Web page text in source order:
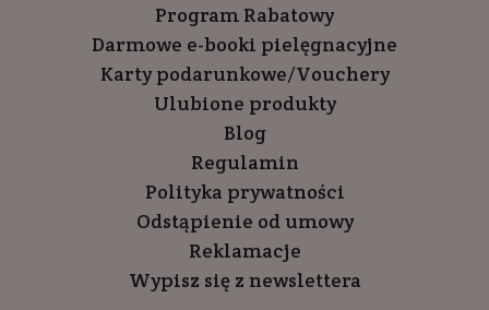
Program Rabatowy
Darmowe e-booki pielęgnacyjne
Karty podarunkowe/Vouchery
Ulubione produkty
Blog
Regulamin
Polityka prywatności
Odstąpienie od umowy
Reklamacje
Wypisz się z newslettera